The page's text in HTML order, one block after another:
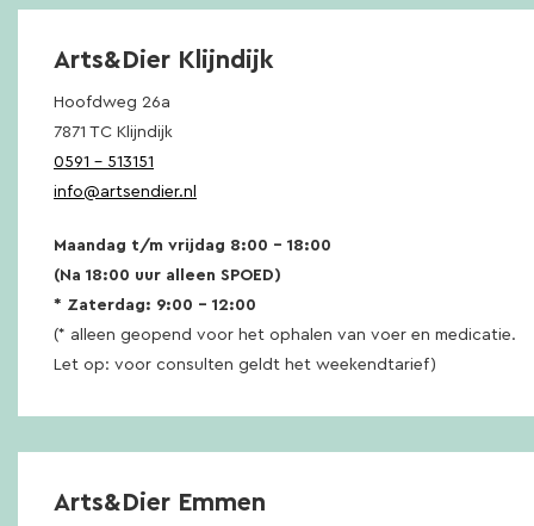
Arts&Dier Klijndijk
Hoofdweg 26a
7871 TC Klijndijk
0591 – 513151
info@artsendier.nl
Maandag t/m vrijdag 8:00 – 18:00
(Na 18:00 uur alleen SPOED)
* Zaterdag: 9:00 – 12:00
(* alleen geopend voor het ophalen van voer en medicatie.
Let op: voor consulten geldt het weekendtarief)
Arts&Dier Emmen